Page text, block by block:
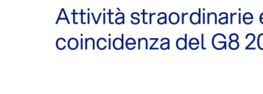
Attività straordinarie
coincidenza del G8